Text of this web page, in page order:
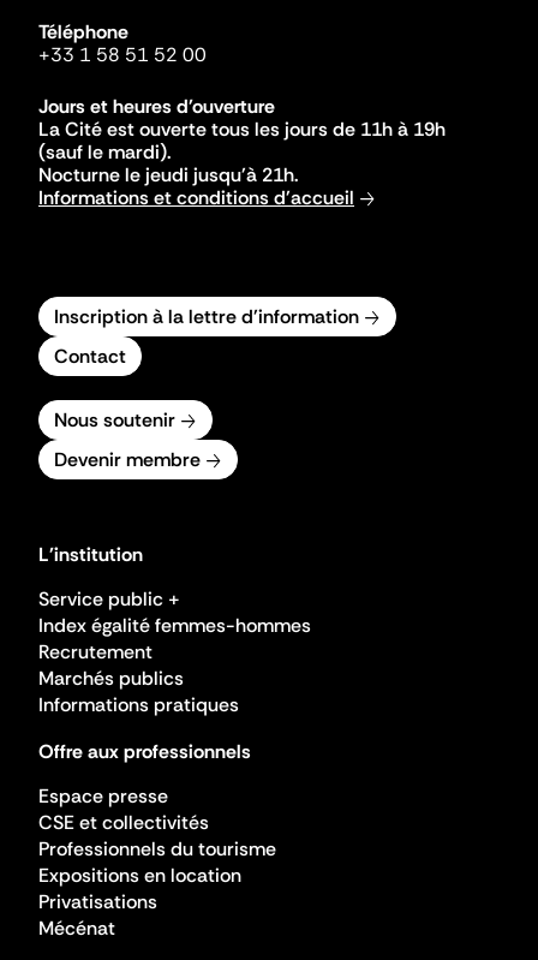
Téléphone
+33 1 58 51 52 00
Jours et heures d'ouverture
La Cité est ouverte tous les jours de 11h à 19h
(sauf le mardi).
Nocturne le jeudi jusqu'à 21h.
Informations et conditions d'accueil
Inscription à la lettre d'information
Contact
Nous soutenir
Devenir membre
L'institution
Service public +
Index égalité femmes-hommes
Recrutement
Marchés publics
Informations pratiques
Offre aux professionnels
Espace presse
CSE et collectivités
Professionnels du tourisme
Expositions en location
Privatisations
Mécénat